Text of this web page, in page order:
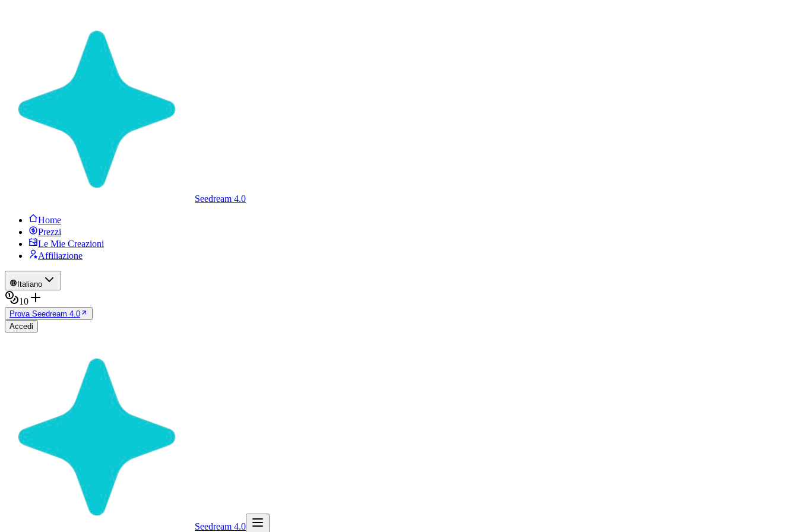
Seedream 4.0
Home
Prezzi
Le Mie Creazioni
Affiliazione
Italiano
10
Prova Seedream 4.0
Accedi
Seedream 4.0